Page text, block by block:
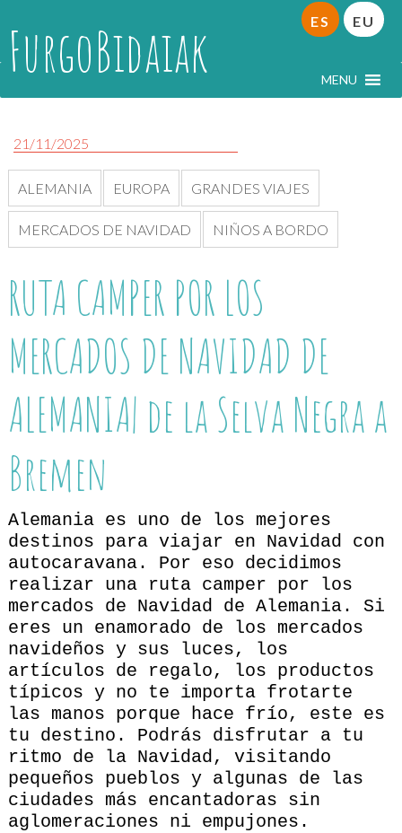
FurgoBidaiak MENU
ES EU
21/11/2025
ALEMANIA EUROPA GRANDES VIAJES
MERCADOS DE NAVIDAD NIÑOS A BORDO
RUTA CAMPER POR LOS
MERCADOS DE NAVIDAD DE
ALEMANIA| de la Selva Negra a
Bremen
Alemania es uno de los mejores
destinos para viajar en Navidad con
autocaravana. Por eso decidimos
realizar una ruta camper por los
mercados de Navidad de Alemania. Si
eres un enamorado de los mercados
navideños y sus luces, los
artículos de regalo, los productos
típicos y no te importa frotarte
las manos porque hace frío, este es
tu destino. Podrás disfrutar a tu
ritmo de la Navidad, visitando
pequeños pueblos y algunas de las
ciudades más encantadoras sin
aglomeraciones ni empujones.